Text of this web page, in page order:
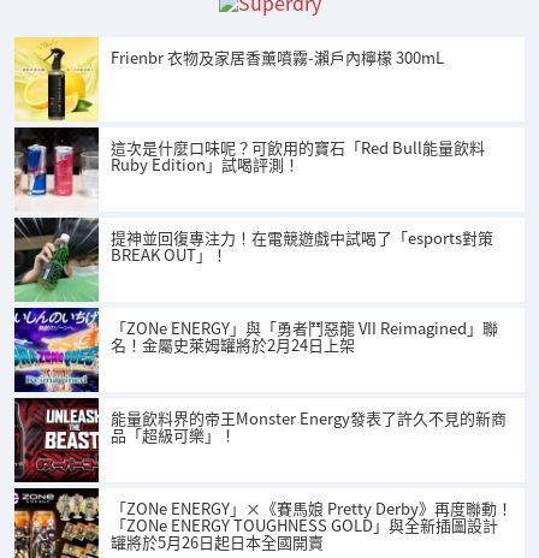
Frienbr 衣物及家居香薰噴霧-瀨戶內檸檬 300mL
這次是什麼口味呢？可飲用的寶石「Red Bull能量飲料
Ruby Edition」試喝評測！
提神並回復專注力！在電競遊戲中試喝了「esports對策
BREAK OUT」！
「ZONe ENERGY」與「勇者鬥惡龍 VII Reimagined」聯
名！金屬史萊姆罐將於2月24日上架
能量飲料界的帝王Monster Energy發表了許久不見的新商
品「超級可樂」！
「ZONe ENERGY」×《賽馬娘 Pretty Derby》再度聯動！
「ZONe ENERGY TOUGHNESS GOLD」與全新插圖設計
罐將於5月26日起日本全國開賣